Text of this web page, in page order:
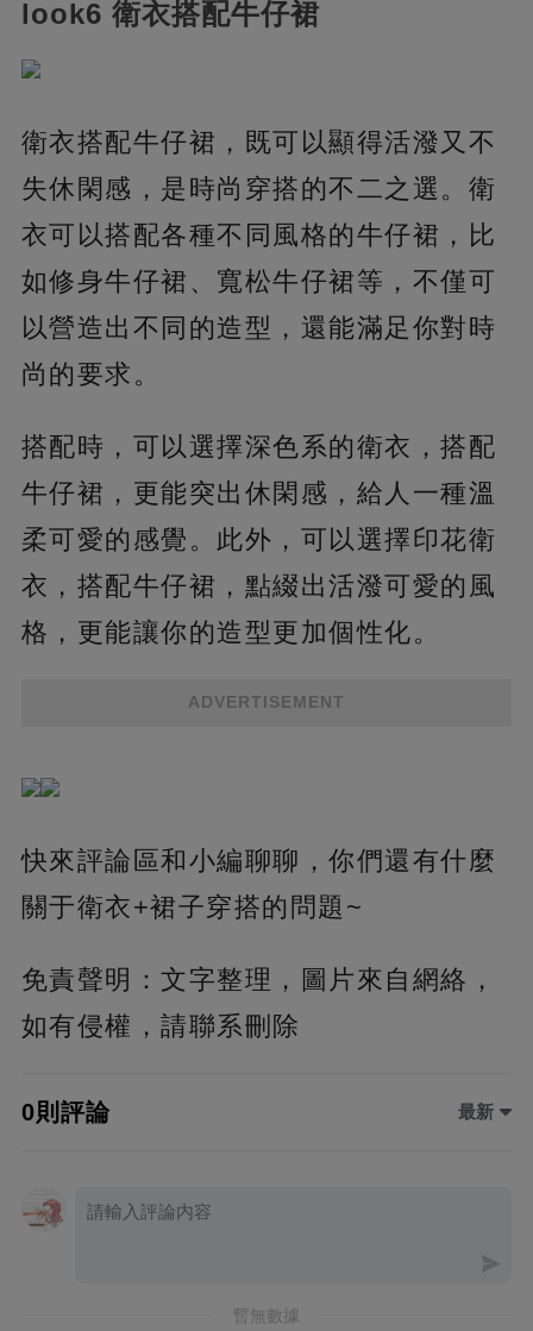
look6 衛衣搭配牛仔裙
衛衣搭配牛仔裙，既可以顯得活潑又不
失休閑感，是時尚穿搭的不二之選。衛
衣可以搭配各種不同風格的牛仔裙，比
如修身牛仔裙、寬松牛仔裙等，不僅可
以營造出不同的造型，還能滿足你對時
尚的要求。
搭配時，可以選擇深色系的衛衣，搭配
牛仔裙，更能突出休閑感，給人一種溫
柔可愛的感覺。此外，可以選擇印花衛
衣，搭配牛仔裙，點綴出活潑可愛的風
格，更能讓你的造型更加個性化。
ADVERTISEMENT
快來評論區和小編聊聊，你們還有什麼
關于衛衣+裙子穿搭的問題~
免責聲明：文字整理，圖片來自網絡，
如有侵權，請聯系刪除
0則評論 最新
暫無數據